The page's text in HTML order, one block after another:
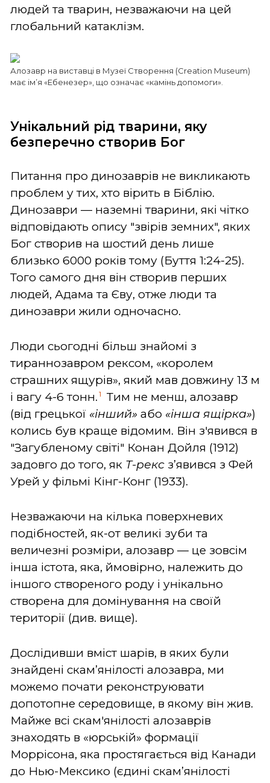
людей та тварин, незважаючи на цей
глобальний катаклізм.
Алозавр на виставці в Музеї Створення (Creation Museum)
має ім’я «Ебенезер», що означає «камінь допомоги».
Унікальний рід тварини, яку
безперечно створив Бог
Питання про динозаврів не викликають
проблем у тих, хто вірить в Біблію.
Динозаври — наземні тварини, які чітко
відповідають опису "звірів земних", яких
Бог створив на шостий день лише
близько 6000 років тому (Буття 1:24-25).
Того самого дня він створив перших
людей, Адама та Єву, отже люди та
динозаври жили одночасно.
Люди сьогодні більш знайомі з
тираннозавром рексом, «королем
страшних ящурів», який мав довжину 13 м
і вагу 4-6 тонн. 1
Тим не менш, алозавр
(від грецької «інший» або «інша ящірка»)
колись був краще відомим. Він з'явився в
"Загубленому світі" Конан Дойля (1912)
задовго до того, як Т-рекс з’явився з Фей
Урей у фільмі Кінг-Конг (1933).
Незважаючи на кілька поверхневих
подібностей, як-от великі зуби та
величезні розміри, алозавр — це зовсім
інша істота, яка, ймовірно, належить до
іншого створеного роду і унікально
створена для домінування на своїй
території (див. вище).
Дослідивши вміст шарів, в яких були
знайдені скам’янілості алозавра, ми
можемо почати реконструювати
допотопне середовище, в якому він жив.
Майже всі скам'янілості алозаврів
знаходять в «юрській» формації
Моррісона, яка простягається від Канади
до Нью-Мексико (єдині скам’янілості